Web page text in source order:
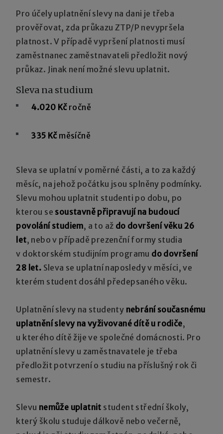
Pro účely uplatnění slevy na dani je třeba
prověřovat, zda průkazu ZTP/P nevypršela
platnost. V případě vypršení platnosti musí
zaměstnanec zaměstnavateli předložit nový
průkaz. Jinak není možné slevu uplatnit.
Sleva na studium
4.020 Kčročně
335 Kčměsíčně
Sleva se uplatní v poměrné části, a to za každý
měsíc, na jehož počátku jsou splněny podmínky.
Slevu mohou uplatnit studenti po dobu, po
kterou se soustavně připravují na budoucí
povolání studiem, a to až do dovršení věku 26
let, nebo v případě prezenční formy studia
v doktorském studijním programu do dovršení
28 let. Sleva se uplatní naposledy v měsíci, ve
kterém student dosáhl předepsaného věku.
Uplatnění slevy na studenty nebrání současnému
uplatnění slevy na vyživované dítě u rodiče,
u kterého dítě žije ve společné domácnosti. Pro
uplatnění slevy u zaměstnavatele je třeba
předložit potvrzení o studiu na příslušný rok či
semestr.
Slevu nemůže uplatnit student střední školy,
který školu studuje dálkově nebo večerně,